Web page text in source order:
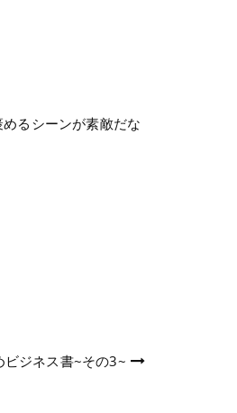
るシーンが素敵だな
ビジネス書~その3~